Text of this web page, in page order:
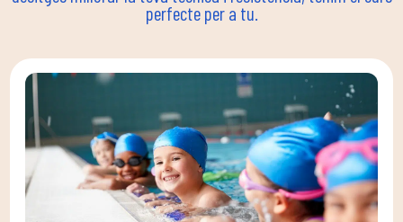
perfecte per a tu.